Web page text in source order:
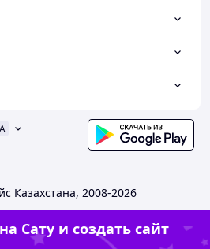
Казахстана, 2008-2026
Сату и создать сайт